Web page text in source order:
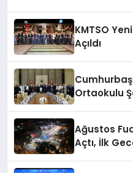
KMTSO
Açıldı
Ortaokulu
Ağustos
Açtı, İlk